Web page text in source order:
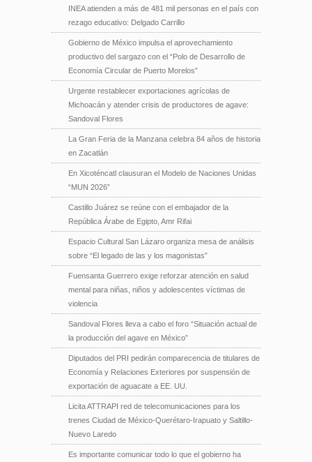
INEA atienden a más de 481 mil personas en el país con
rezago educativo: Delgado Carrillo
Gobierno de México impulsa el aprovechamiento
productivo del sargazo con el “Polo de Desarrollo de
Economía Circular de Puerto Morelos”
Urgente restablecer exportaciones agrícolas de
Michoacán y atender crisis de productores de agave:
Sandoval Flores
La Gran Feria de la Manzana celebra 84 años de historia
en Zacatlán
En Xicoténcatl clausuran el Modelo de Naciones Unidas
“MUN 2026”
Castillo Juárez se reúne con el embajador de la
República Árabe de Egipto, Amr Rifai
Espacio Cultural San Lázaro organiza mesa de análisis
sobre “El legado de las y los magonistas”
Fuensanta Guerrero exige reforzar atención en salud
mental para niñas, niños y adolescentes víctimas de
violencia
Sandoval Flores lleva a cabo el foro “Situación actual de
la producción del agave en México”
Diputados del PRI pedirán comparecencia de titulares de
Economía y Relaciones Exteriores por suspensión de
exportación de aguacate a EE. UU.
Licita ATTRAPI red de telecomunicaciones para los
trenes Ciudad de México-Querétaro-Irapuato y Saltillo-
Nuevo Laredo
Es importante comunicar todo lo que el gobierno ha